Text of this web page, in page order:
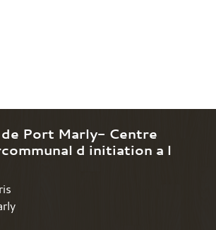
Port Marly- Centre
d initiation a l